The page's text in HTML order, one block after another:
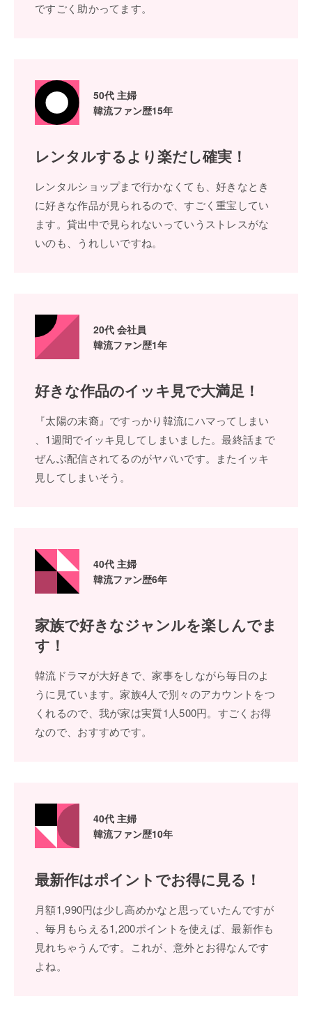
ですごく助かってます。
50代 主婦
韓流ファン歴15年
レンタルするより楽だし確実！
レンタルショップまで⾏かなくても、好きなとき
に好きな作品が⾒られるので、すごく重宝してい
ます。貸出中で⾒られないっていうストレスがな
いのも、うれしいですね。
20代 会社員
韓流ファン歴1年
好きな作品のイッキ⾒で⼤満⾜！
『太陽の末裔』ですっかり韓流にハマってしまい
、1週間でイッキ⾒してしまいました。最終話まで
ぜんぶ配信されてるのがヤバいです。またイッキ
⾒してしまいそう。
40代 主婦
韓流ファン歴6年
家族で好きなジャンルを楽しんでま
す！
韓流ドラマが⼤好きで、家事をしながら毎⽇のよ
うに⾒ています。家族4⼈で別々のアカウントをつ
くれるので、我が家は実質1⼈500円。すごくお得
なので、おすすめです。
40代 主婦
韓流ファン歴10年
最新作はポイントでお得に⾒る！
⽉額1,990円は少し⾼めかなと思っていたんですが
、毎⽉もらえる1,200ポイントを使えば、最新作も
⾒れちゃうんです。これが、意外とお得なんです
よね。